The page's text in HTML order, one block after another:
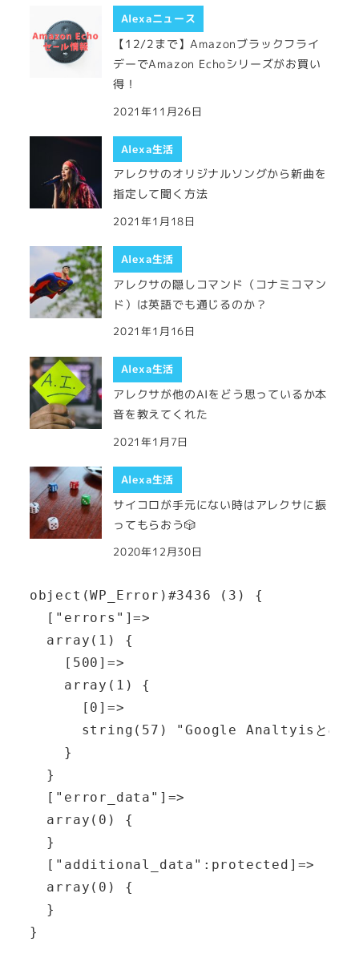
Alexaニュース
【12/2まで】Amazonブラックフライ
デーでAmazon Echoシリーズがお買い
得！
2021年11月26日
Alexa生活
アレクサのオリジナルソングから新曲を
指定して聞く方法
2021年1月18日
Alexa生活
アレクサの隠しコマンド（コナミコマン
ド）は英語でも通じるのか？
2021年1月16日
Alexa生活
アレクサが他のAIをどう思っているか本
音を教えてくれた
2021年1月7日
Alexa生活
サイコロが手元にない時はアレクサに振
ってもらおう🎲
2020年12月30日
object(WP_Error)#3436 (3) {
  ["errors"]=>
  array(1) {
    [500]=>
    array(1) {
      [0]=>
string(57) "Google Analtyisとの連携
    }
  }
  ["error_data"]=>
  array(0) {
  }
  ["additional_data":protected]=>
  array(0) {
  }